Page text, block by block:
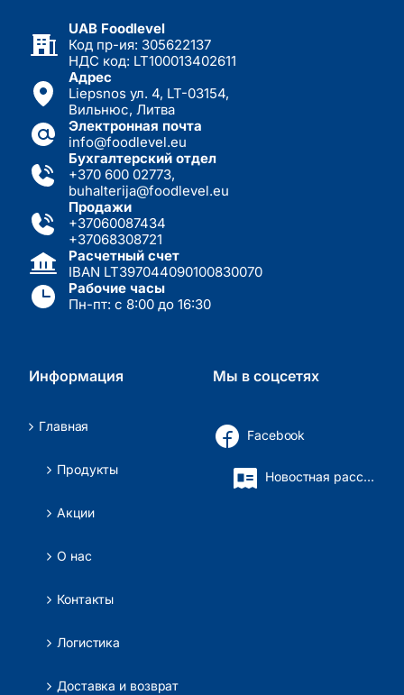
UAB Foodlevel
Код пр-ия: 305622137
НДС код: LT100013402611
Адрес
Liepsnos ул. 4, LT-03154,
Вильнюс, Литва
Электронная почта
info@foodlevel.eu
Бухгалтерский отдел
+370 600 02773,
buhalterija@foodlevel.eu
Продажи
+37060087434
+37068308721
Расчетный счет
IBAN LT397044090100830070
Рабочие часы
Пн-пт: с 8:00 до 16:30
Информация
Главная
Продукты
Акции
О нас
Контакты
Логистика
Доставка и возврат
Мы в соцсетях
Facebook
Новостная рассылка